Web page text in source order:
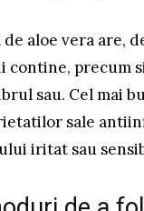
de aloe vera are,
contine, precum
sau. Cel mai
sale
iritat sau